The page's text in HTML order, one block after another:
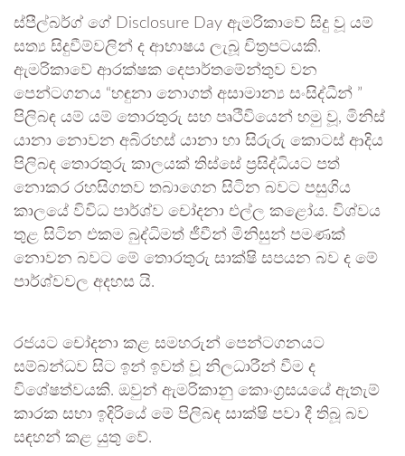
ස්පීල්බර්ග් ගේ Disclosure Day ඇමරිකාවේ සිදු වූ යම්
සත්‍ය සිදුවීම්වලින් ද ආභාෂය ලැබූ චිත්‍රපටයකි.
ඇමරිකාවේ ආරක්ෂක දෙපාර්තමේන්තුව වන
පෙන්ටගනය “හඳුනා නොගත් අසාමාන්‍ය සංසිද්ධීන් ”
පිලිබඳ යම් යම් තොරතුරු සහ පෘථිවියෙන් හමු වූ, මිනිස්
යානා නොවන අබිරහස් යානා හා සිරුරු කොටස් ආදිය
පිලිබඳ තොරතුරු කාලයක් තිස්සේ ප්‍රසිද්ධියට පත්
නොකර රහසිගතව තබාගෙන සිටින බවට පසුගිය
කාලයේ විවිධ පාර්ශ්ව චෝදනා එල්ල කළෝය. විශ්වය
තුළ සිටින එකම බුද්ධිමත් ජීවීන් මිනිසුන් පමණක්
නොවන බවට මේ තොරතුරු සාක්ෂි සපයන බව ද මේ
පාර්ශ්වවල අදහස යි.
රජයට චෝදනා කළ සමහරුන් පෙන්ටගනයට
සම්බන්ධව සිට ඉන් ඉවත් වූ නිලධාරීන් වීම ද
විශේෂත්වයකි. ඔවුන් ඇමරිකානු කොංග්‍රසයයේ ඇතැම්
කාරක සභා ඉදිරියේ මේ පිලිබඳ සාක්ෂි පවා දී තිබූ බව
සඳහන් කළ යුතු වේ.